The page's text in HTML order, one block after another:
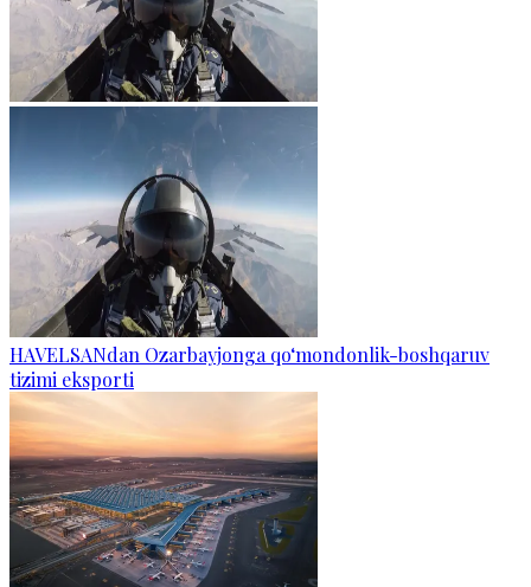
HAVELSANdan Ozarbayjonga qo‘mondonlik-boshqaruv
tizimi eksporti